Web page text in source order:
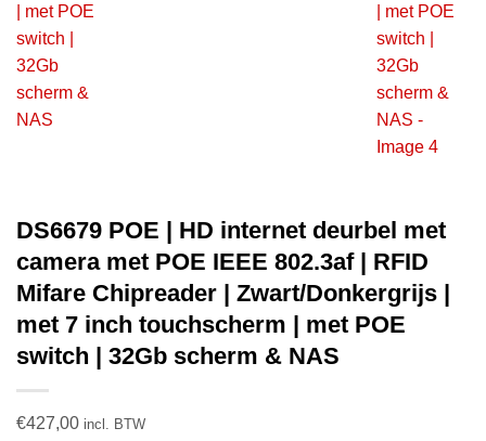
DS6679 POE | HD internet deurbel met
camera met POE IEEE 802.3af | RFID
Mifare Chipreader | Zwart/Donkergrijs |
met 7 inch touchscherm | met POE
switch | 32Gb scherm & NAS
€427,00 incl. BTW